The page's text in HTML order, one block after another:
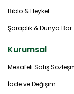
Biblo & Heykel
Şaraplık & Dünya Bar
Kurumsal
Mesafeli Satış
İade ve Değişim